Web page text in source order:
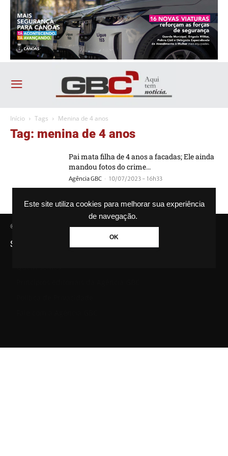
Este site utiliza cookies para melhorar sua experiência
de navegação.
OK
Início Tags Menina de 4 anos
Tag: menina de 4 anos
Pai mata filha de 4 anos a facadas; Ele ainda
mandou fotos do crime...
Agência GBC - 10/07/2023 - 16h33
© Agência GBC. Aqui tem notícia. Todos os direitos reservados.
SAIBA MAIS SOBRE A AGÊNCIA GBC